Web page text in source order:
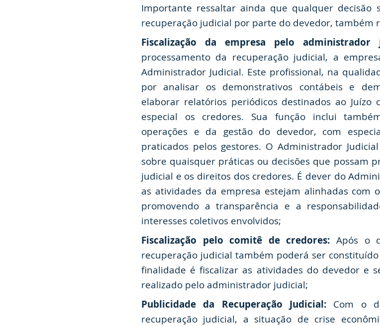
Importante ressaltar ainda que qualquer decisão
recuperação judicial por parte do devedor, também
Fiscalização da empresa pelo administrador
processamento da recuperação judicial, a
Administrador Judicial. Este profissional, na
por analisar os demonstrativos contábeis e
elaborar relatórios periódicos destinados ao Juízo
especial os credores. Sua função inclui
operações e da gestão do devedor, com
praticados pelos gestores. O Administrador
sobre quaisquer práticas ou decisões que possam
judicial e os direitos dos credores. É dever do
as atividades da empresa estejam alinhadas com
promovendo a transparência e a
interesses coletivos envolvidos;
Fiscalização pelo comitê de credores: Após o
recuperação judicial também poderá ser
finalidade é fiscalizar as atividades do devedor e
realizado pelo administrador judicial;
Publicidade da Recuperação Judicial: Com o
recuperação judicial, a situação de crise